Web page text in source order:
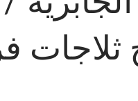
ثلاجات